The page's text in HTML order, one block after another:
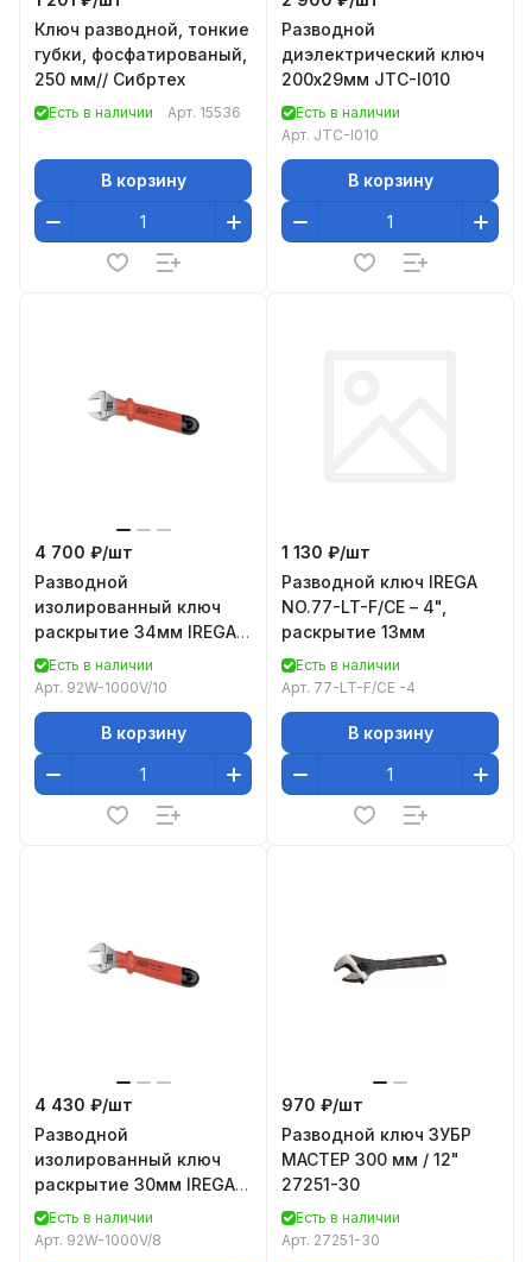
Ключ разводной, тонкие
губки, фосфатированый,
250 мм// Сибртех
Есть в наличии Арт. 15536
В корзину
Разводной
диэлектрический ключ
200х29мм JTC-I010
Есть в наличии
Арт. JTC-I010
В корзину
4 700 ₽/шт
Разводной
изолированный ключ
раскрытие 34мм IREGA
92W-1000V/10
Есть в наличии
Арт. 92W-1000V/10
В корзину
1 130 ₽/шт
Разводной ключ IREGA
NO.77-LT-F/CE – 4",
раскрытие 13мм
Есть в наличии
Арт. 77-LT-F/CE -4
В корзину
4 430 ₽/шт
Разводной
изолированный ключ
раскрытие 30мм IREGA
92W-1000V/8
Есть в наличии
Арт. 92W-1000V/8
970 ₽/шт
Разводной ключ ЗУБР
МАСТЕР 300 мм / 12"
27251-30
Есть в наличии
Арт. 27251-30